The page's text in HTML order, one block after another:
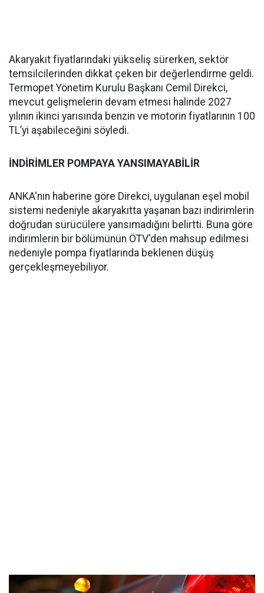
Akaryakıt fiyatlarındaki yükseliş sürerken, sektör
temsilcilerinden dikkat çeken bir değerlendirme geldi.
Termopet Yönetim Kurulu Başkanı Cemil Direkci,
mevcut gelişmelerin devam etmesi halinde 2027
yılının ikinci yarısında benzin ve motorin fiyatlarının 100
TL’yi aşabileceğini söyledi.
İNDİRİMLER POMPAYA YANSIMAYABİLİR
ANKA'nın haberine göre Direkci, uygulanan eşel mobil
sistemi nedeniyle akaryakıtta yaşanan bazı indirimlerin
doğrudan sürücülere yansımadığını belirtti. Buna göre
indirimlerin bir bölümünün ÖTV'den mahsup edilmesi
nedeniyle pompa fiyatlarında beklenen düşüş
gerçekleşmeyebiliyor.